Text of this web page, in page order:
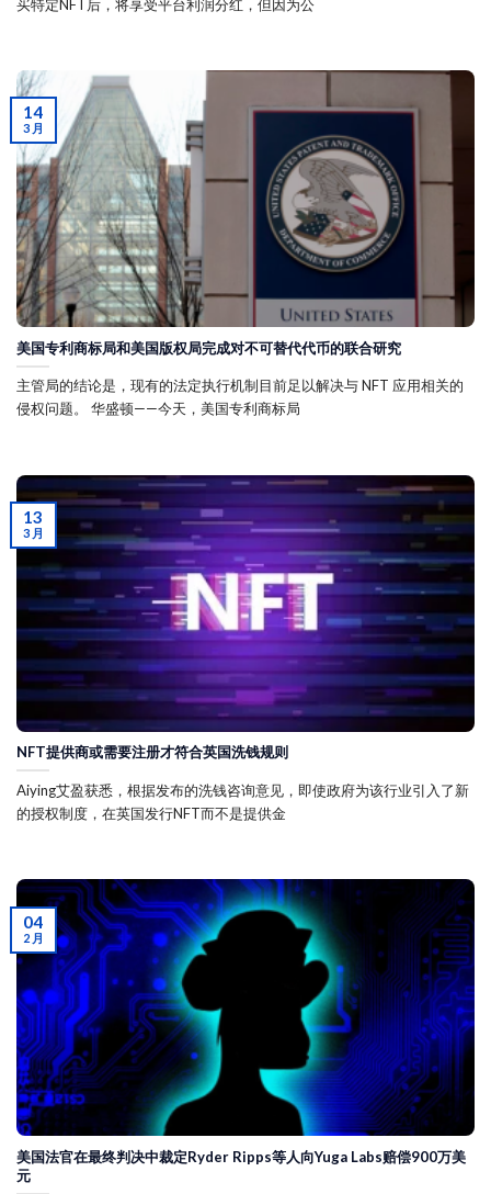
买特定NFT后，将享受平台利润分红，但因为公
美国专利商标局和美国版权局完成对不可替代代币的联合研究
主管局的结论是，现有的法定执行机制目前足以解决与 NFT 应用相关的
侵权问题。 华盛顿——今天，美国专利商标局
14
3 月
NFT提供商或需要注册才符合英国洗钱规则
Aiying艾盈获悉，根据发布的洗钱咨询意见，即使政府为该行业引入了新
的授权制度，在英国发行NFT而不是提供金
13
3 月
美国法官在最终判决中裁定Ryder Ripps等人向Yuga Labs赔偿900万美
元
04
2 月